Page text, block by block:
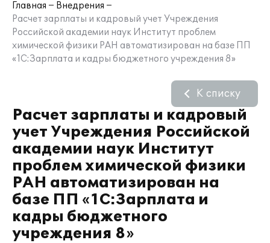
Главная
Внедрения
Расчет зарплаты и кадровый учет Учреждения
Российской академии наук Институт проблем
химической физики РАН автоматизирован на базе ПП
«1С:Зарплата и кадры бюджетного учреждения 8»
Расчет зарплаты и кадровый
учет Учреждения Российской
академии наук Институт
проблем химической физики
РАН автоматизирован на
базе ПП «1С:Зарплата и
кадры бюджетного
учреждения 8»
К списку